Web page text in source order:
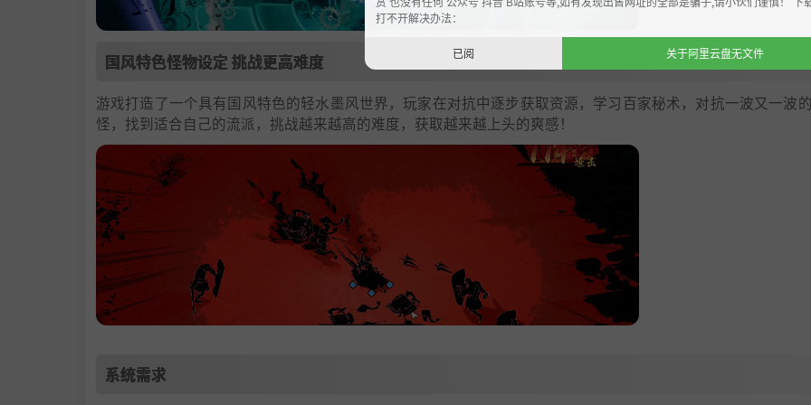
国风特色怪物设定 挑战更高难度
游戏打造了一个具有国风特色的轻水墨风世界，玩家在对抗中逐步获取资源，学习百家秘术，对抗一波又一波
怪，找到适合自己的流派，挑战越来越高的难度，获取越来越上头的爽感！
系统需求
打不开解决办法：
已阅 关于阿里云盘无文件